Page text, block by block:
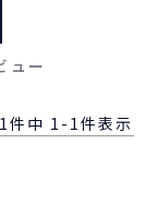
ュー
1件中 1 - 1件表示